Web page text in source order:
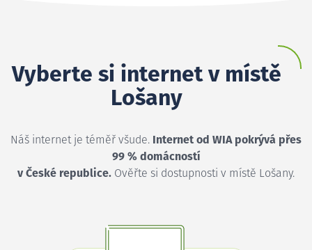
Vyberte si internet v místě
Lošany
Náš internet je téměř všude. Internet od WIA pokrývá přes
99 % domácností
v České republice. Ověřte si dostupnosti v místě Lošany.